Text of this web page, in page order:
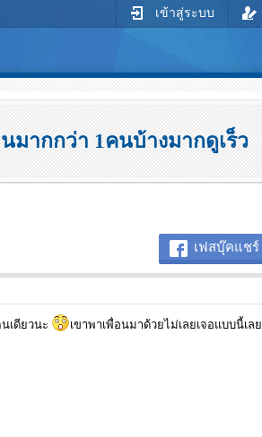
เข้าสู่ระบบ
มากกว่า 1คนบ้างมากดูเร็ว
เฟสบุ๊คแชร์
เดียวนะ เขาพาเพื่อนมาด้วยไม่เลยเจอแบบนี้เลย